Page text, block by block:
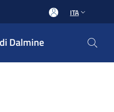
ITA
Dalmine